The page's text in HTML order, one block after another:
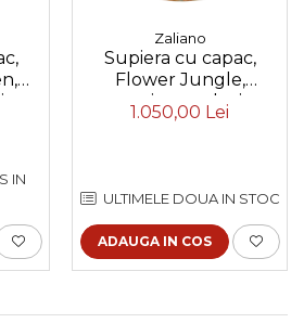
IN
Zaliano
Supiera cu capac,
Flower Jungle,
ceramica smaltuita,
pictata manual, volum
1.050,00 Lei
ULTIMELE DOUA IN STOC
ADAUGA IN COS